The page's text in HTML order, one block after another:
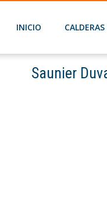
INICIO CALDERAS
Saunier